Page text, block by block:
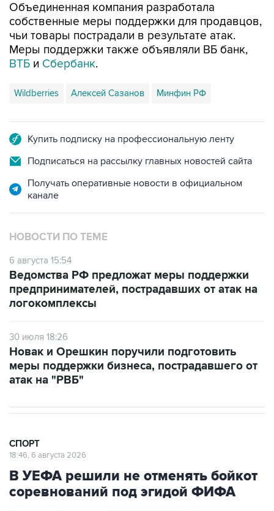
Объединенная компания разработала
собственные меры поддержки для продавцов,
чьи товары пострадали в результате атак.
Меры поддержки также объявляли ВБ банк,
ВТБ и Сбербанк.
Wildberries Алексей Сазанов Минфин РФ
Купить подписку на профессиональную ленту
Подписаться на рассылку главных новостей сайта
Получать оперативные новости в официальном
канале
НОВОСТИ ПО ТЕМЕ
6 августа 15:54
Ведомства РФ предложат меры поддержки
предпринимателей, пострадавших от атак на
логокомплексы
30 июля 18:26
Новак и Орешкин поручили подготовить
меры поддержки бизнеса, пострадавшего от
атак на "РВБ"
СПОРТ
18:46, 6 августа 2026
В УЕФА решили не отменять бойкот
соревнований под эгидой ФИФА